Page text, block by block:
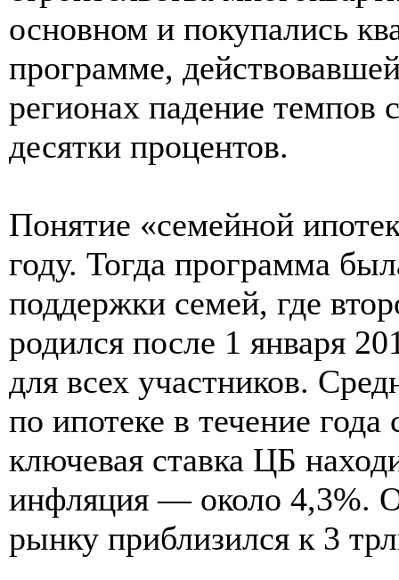
основном и покупались
программе,
регионах падение темпов
десятки процентов.
Понятие «семейной
году. Тогда программа
поддержки семей, где
родился после 1 января
для всех участников.
по ипотеке в течение
ключевая ставка ЦБ
инфляция — около 4,3%.
рынку приблизился к 3